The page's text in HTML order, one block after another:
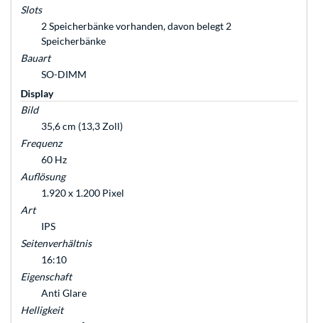
Slots
2 Speicherbänke vorhanden, davon belegt 2
Speicherbänke
Bauart
SO-DIMM
Display
Bild
35,6 cm (13,3 Zoll)
Frequenz
60 Hz
Auflösung
1.920 x 1.200 Pixel
Art
IPS
Seitenverhältnis
16:10
Eigenschaft
Anti Glare
Helligkeit